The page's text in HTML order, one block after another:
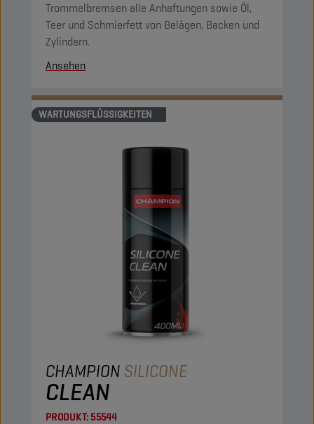
Trommelbremsen alle Anhaftungen sowie Öl,
Teer und Schmierfett von Belägen, Backen und
Zylindern.
Ansehen
WARTUNGSFLÜSSIGKEITEN
CHAMPION SILICONE
CLEAN
PRODUKT:55544